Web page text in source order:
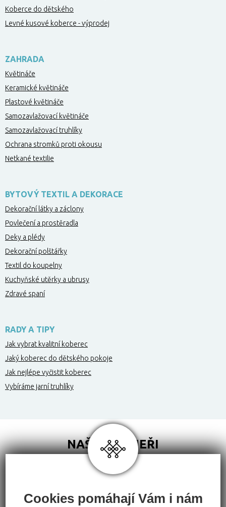
Koberce do dětského
Levné kusové koberce - výprodej
ZAHRADA
Květináče
Keramické květináče
Plastové květináče
Samozavlažovací květináče
Samozavlažovací truhlíky
Ochrana stromků proti okousu
Netkané textilie
BYTOVÝ TEXTIL A DEKORACE
Dekorační látky a záclony
Povlečení a prostěradla
Deky a plédy
Dekorační polštářky
Textil do koupelny
Kuchyňské utěrky a ubrusy
Zdravé spaní
RADY A TIPY
Jak vybrat kvalitní koberec
Jaký koberec do dětského pokoje
Jak nejlépe vyčistit koberec
Vybíráme jarní truhlíky
NAŠI PARTNEŘI
Cookies pomáhají Vám i nám